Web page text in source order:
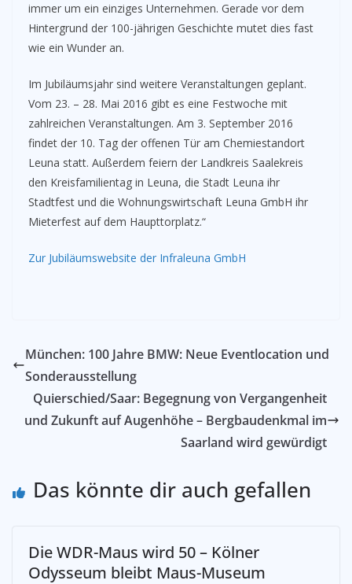
immer um ein einziges Unternehmen. Gerade vor dem
Hintergrund der 100-jährigen Geschichte mutet dies fast
wie ein Wunder an.
Im Jubiläumsjahr sind weitere Veranstaltungen geplant.
Vom 23. – 28. Mai 2016 gibt es eine Festwoche mit
zahlreichen Veranstaltungen. Am 3. September 2016
findet der 10. Tag der offenen Tür am Chemiestandort
Leuna statt. Außerdem feiern der Landkreis Saalekreis
den Kreisfamilientag in Leuna, die Stadt Leuna ihr
Stadtfest und die Wohnungswirtschaft Leuna GmbH ihr
Mieterfest auf dem Haupttorplatz.“
Zur Jubiläumswebsite der Infraleuna GmbH
München: 100 Jahre BMW: Neue Eventlocation und
Sonderausstellung
Quierschied/Saar: Begegnung von Vergangenheit
und Zukunft auf Augenhöhe – Bergbaudenkmal im
Saarland wird gewürdigt
Das könnte dir auch gefallen
Die WDR-Maus wird 50 – Kölner
Odysseum bleibt Maus-Museum